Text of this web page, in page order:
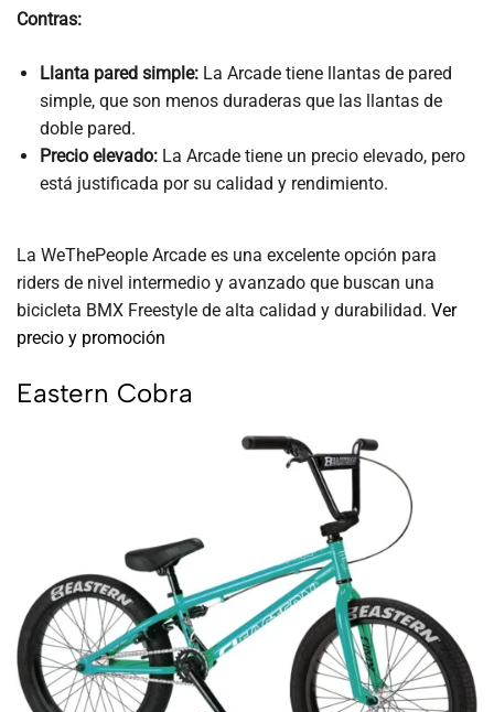
Contras:
Llanta pared simple:La Arcade tiene llantas de pared
simple, que son menos duraderas que las llantas de
doble pared.
Precio elevado:La Arcade tiene un precio elevado, pero
está justificada por su calidad y rendimiento.
La WeThePeople Arcade es una excelente opción para
riders de nivel intermedio y avanzado que buscan una
bicicleta BMX Freestyle de alta calidad y durabilidad. Ver
precio y promoción
Eastern Cobra